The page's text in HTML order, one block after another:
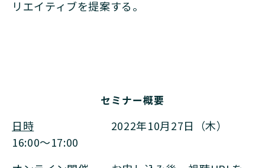
リエイティブを提案する。
セミナー概要
日時 2022年10月27日（木）
16:00～17:00